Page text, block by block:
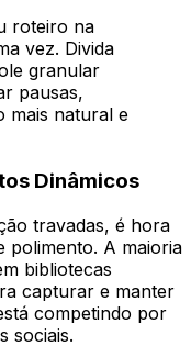
roteiro na
vez. Divida
granular
pausas,
mais natural e
Dinâmicos
travadas, é hora
polimento. A maioria
bibliotecas
capturar e manter
competindo por
sociais.